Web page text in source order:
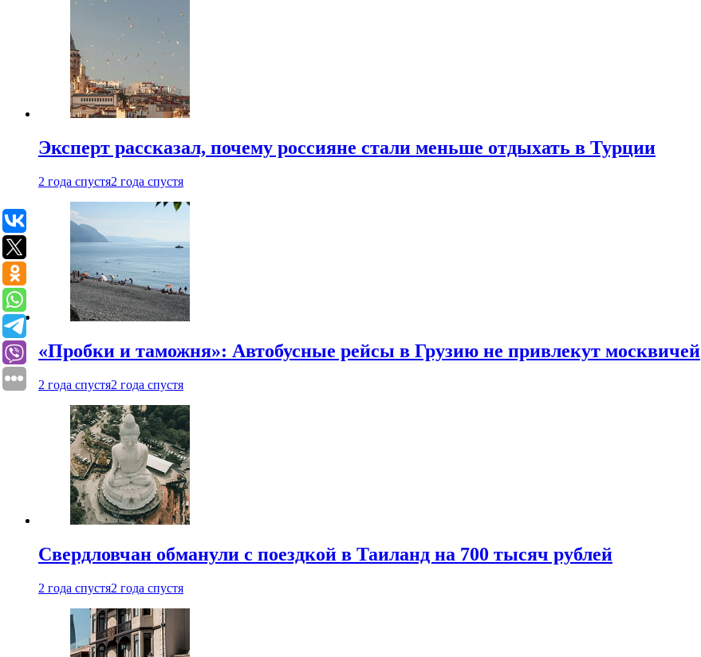
Эксперт рассказал, почему россияне стали меньше отдыхать в Турции
2 года спустя2 года спустя
«Пробки и таможня»: Автобусные рейсы в Грузию не привлекут москвичей
2 года спустя2 года спустя
Свердловчан обманули с поездкой в Таиланд на 700 тысяч рублей
2 года спустя2 года спустя